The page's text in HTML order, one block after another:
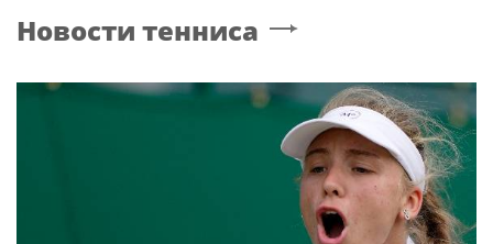
Новости тенниса